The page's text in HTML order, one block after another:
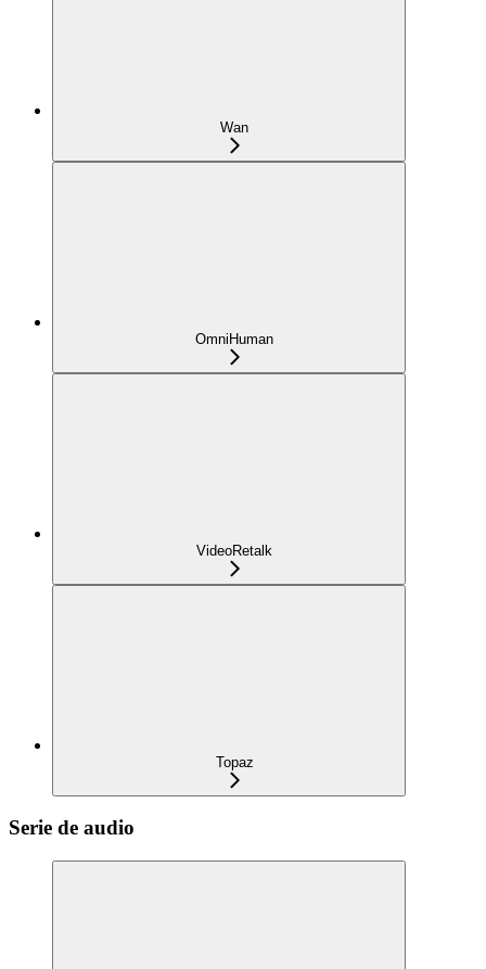
Wan
OmniHuman
VideoRetalk
Topaz
Serie de audio